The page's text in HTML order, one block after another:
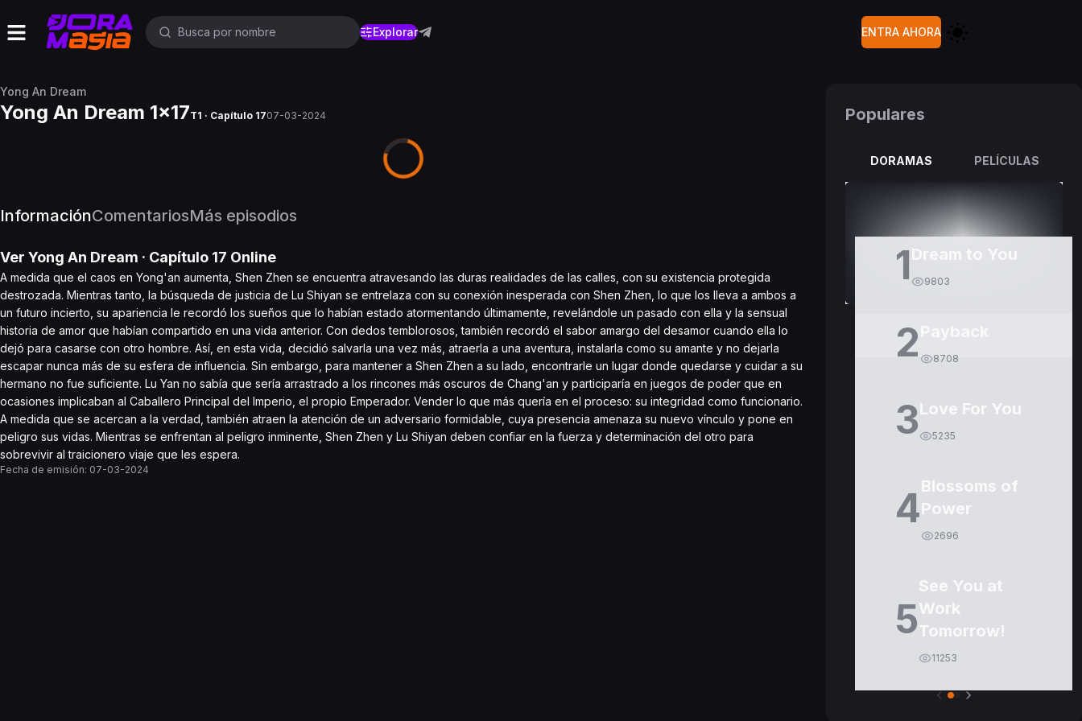
Explorar ENTRA AHORA
Yong An Dream
Yong An Dream 1x17T1 · Capítulo 1707-03-2024
InformaciónComentariosMás episodios
Ver Yong An Dream · Capítulo 17 Online
A medida que el caos en Yong'an aumenta, Shen Zhen se encuentra atravesando las duras realidades de las calles, con su existencia protegida
destrozada. Mientras tanto, la búsqueda de justicia de Lu Shiyan se entrelaza con su conexión inesperada con Shen Zhen, lo que los lleva a ambos a
un futuro incierto, su apariencia le recordó los sueños que lo habían estado atormentando últimamente, revelándole un pasado con ella y la sensual
historia de amor que habían compartido en una vida anterior. Con dedos temblorosos, también recordó el sabor amargo del desamor cuando ella lo
dejó para casarse con otro hombre. Así, en esta vida, decidió salvarla una vez más, atraerla a una aventura, instalarla como su amante y no dejarla
escapar nunca más de su esfera de influencia. Sin embargo, para mantener a Shen Zhen a su lado, encontrarle un lugar donde quedarse y cuidar a su
hermano no fue suficiente. Lu Yan no sabía que sería arrastrado a los rincones más oscuros de Chang'an y participaría en juegos de poder que en
ocasiones implicaban al Caballero Principal del Imperio, el propio Emperador. Vender lo que más quería en el proceso: su integridad como funcionario.
A medida que se acercan a la verdad, también atraen la atención de un adversario formidable, cuya presencia amenaza su nuevo vínculo y pone en
peligro sus vidas. Mientras se enfrentan al peligro inminente, Shen Zhen y Lu Shiyan deben confiar en la fuerza y determinación del otro para
sobrevivir al traicionero viaje que les espera.
Fecha de emisión: 07-03-2024
Populares
DORAMAS PELÍCULAS
1Dream to You
9803
2 8708
3Love For You
5235
4Blossoms of
Power
2696
5
See You at
Work
Tomorrow!
11253